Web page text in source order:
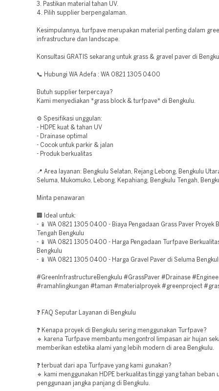
3. Pastikan material tahan UV.
4. Pilih supplier berpengalaman.
Kesimpulannya, turfpave merupakan material penting dalam
infrastructure dan landscape.
Konsultasi GRATIS sekarang untuk grass & gravel paver di
📞 Hubungi WA Adefa : WA 0821 1305 0400
Butuh supplier terpercaya?
Kami menyediakan *grass block & turfpave* di Bengkulu.
⚙️ Spesifikasi unggulan:
- HDPE kuat & tahan UV
- Drainase optimal
- Cocok untuk parkir & jalan
- Produk berkualitas
📍 Area layanan: Bengkulu Selatan, Rejang Lebong, Bengkulu
Seluma, Mukomuko, Lebong, Kepahiang, Bengkulu Tengah,
Minta penawaran
🏢 Ideal untuk:
- 📱 WA 0821 1305 0400 - Biaya Pengadaan Grass Paver Proyek
Tengah Bengkulu
- 📱 WA 0821 1305 0400 - Harga Pengadaan Turfpave
Bengkulu
- 📱 WA 0821 1305 0400 - Harga Gravel Paver di Seluma
#GreenInfrastructureBengkulu #GrassPaver #Drainase
#ramahlingkungan #taman #materialproyek #greenproject
❓ FAQ Seputar Layanan di Bengkulu
❓ Kenapa proyek di Bengkulu sering menggunakan Turfpave?
🔹 karena Turfpave membantu mengontrol limpasan air hujan
memberikan estetika alami yang lebih modern di area Bengkulu.
❓ terbuat dari apa Turfpave yang kami gunakan?
🔹 kami menggunakan HDPE berkualitas tinggi yang tahan beban
penggunaan jangka panjang di Bengkulu.